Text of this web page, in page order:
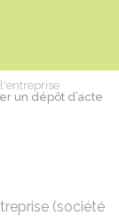
un dépôt d’acte
(société